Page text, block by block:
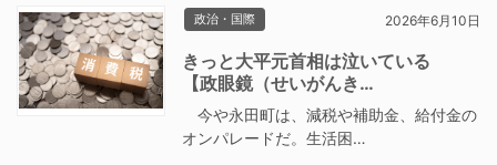
政治・国際 2026年6月10日
きっと大平元首相は泣いている
【政眼鏡（せいがんき…
今や永田町は、減税や補助金、給付金の
オンパレードだ。生活困…